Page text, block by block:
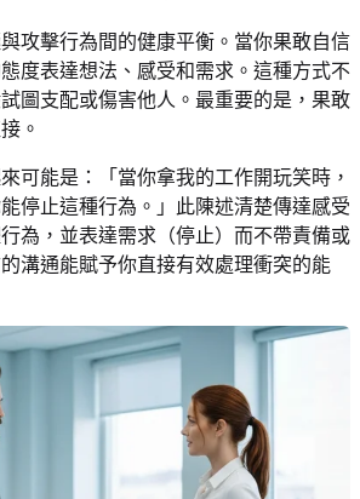
攻擊行為間的健康平衡。當你果敢自信
度表達想法、感受和需求。這種方式不
圖支配或傷害他人。最重要的是，果敢
。
可能是：「當你拿我的工作開玩笑時，
停止這種行為。」此陳述清楚傳達感受
行為，並表達需求（停止）而不帶責備或
溝通能賦予你直接有效處理衝突的能